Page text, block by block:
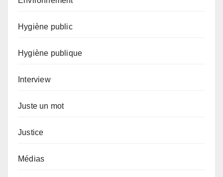
Hygiène public
Hygiène publique
Interview
Juste un mot
Justice
Médias